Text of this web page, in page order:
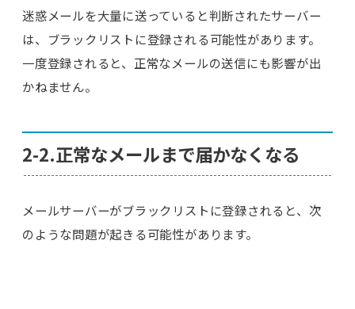
迷惑メールを大量に送っていると判断されたサーバー
は、ブラックリストに登録される可能性があります。
一度登録されると、正常なメールの送信にも影響が出
かねません。
2-2.正常なメールまで届かなくなる
メールサーバーがブラックリストに登録されると、次
のような問題が起きる可能性があります。